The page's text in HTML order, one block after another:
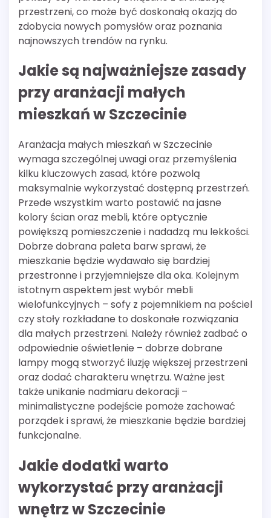
przestrzeni, co może być doskonałą okazją do
zdobycia nowych pomysłów oraz poznania
najnowszych trendów na rynku.
Jakie są najważniejsze zasady
przy aranżacji małych
mieszkań w Szczecinie
Aranżacja małych mieszkań w Szczecinie
wymaga szczególnej uwagi oraz przemyślenia
kilku kluczowych zasad, które pozwolą
maksymalnie wykorzystać dostępną przestrzeń.
Przede wszystkim warto postawić na jasne
kolory ścian oraz mebli, które optycznie
powiększą pomieszczenie i nadadzą mu lekkości.
Dobrze dobrana paleta barw sprawi, że
mieszkanie będzie wydawało się bardziej
przestronne i przyjemniejsze dla oka. Kolejnym
istotnym aspektem jest wybór mebli
wielofunkcyjnych – sofy z pojemnikiem na pościel
czy stoły rozkładane to doskonałe rozwiązania
dla małych przestrzeni. Należy również zadbać o
odpowiednie oświetlenie – dobrze dobrane
lampy mogą stworzyć iluzję większej przestrzeni
oraz dodać charakteru wnętrzu. Ważne jest
także unikanie nadmiaru dekoracji –
minimalistyczne podejście pomoże zachować
porządek i sprawi, że mieszkanie będzie bardziej
funkcjonalne.
Jakie dodatki warto
wykorzystać przy aranżacji
wnętrz w Szczecinie